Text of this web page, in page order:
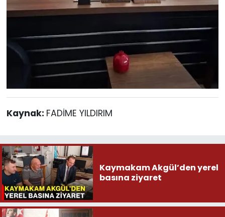
Kaynak: FADİME YILDIRIM
Kaymakam Akgül’den yerel
basına ziyaret